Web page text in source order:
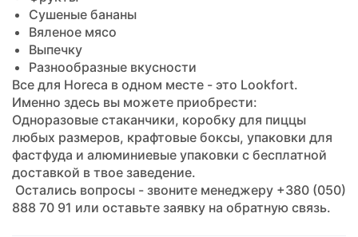
Сушеные бананы
Вяленое мясо
Выпечку
Разнообразные вкусности
Все для Horeca в одном месте - это Lookfort.
Именно здесь вы можете приобрести:
Одноразовые стаканчики, коробку для пиццы
любых размеров, крафтовые боксы, упаковки для
фастфуда и алюминиевые упаковки с бесплатной
доставкой в твое заведение.
Остались вопросы - звоните менеджеру +380 (050)
888 70 91 или оставьте заявку на обратную связь.